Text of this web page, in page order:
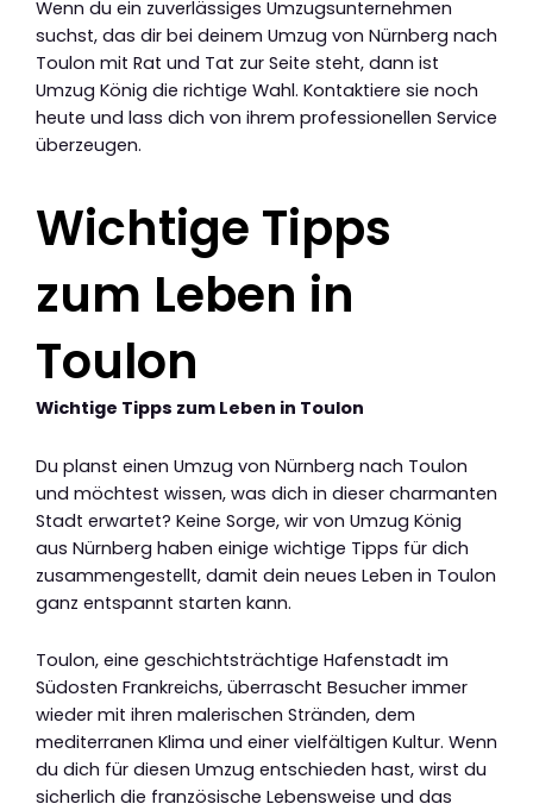
Wenn du ein zuverlässiges Umzugsunternehmen
suchst, das dir bei deinem Umzug von Nürnberg nach
Toulon mit Rat und Tat zur Seite steht, dann ist
Umzug König die richtige Wahl. Kontaktiere sie noch
heute und lass dich von ihrem professionellen Service
überzeugen.
Wichtige Tipps
zum Leben in
Toulon
Wichtige Tipps zum Leben in Toulon
Du planst einen Umzug von Nürnberg nach Toulon
und möchtest wissen, was dich in dieser charmanten
Stadt erwartet? Keine Sorge, wir von Umzug König
aus Nürnberg haben einige wichtige Tipps für dich
zusammengestellt, damit dein neues Leben in Toulon
ganz entspannt starten kann.
Toulon, eine geschichtsträchtige Hafenstadt im
Südosten Frankreichs, überrascht Besucher immer
wieder mit ihren malerischen Stränden, dem
mediterranen Klima und einer vielfältigen Kultur. Wenn
du dich für diesen Umzug entschieden hast, wirst du
sicherlich die französische Lebensweise und das